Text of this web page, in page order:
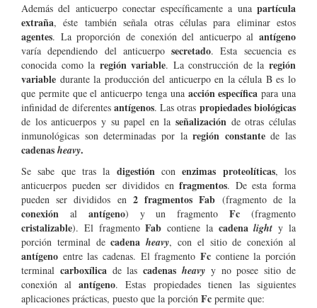
Además del anticuerpo conectar específicamente a una partícula
extraña, éste también señala otras células para eliminar estos
agentes. La proporción de conexión del anticuerpo al antígeno
varía dependiendo del anticuerposecretado. Esta secuencia es
conocida como la región variable. La construcción de laregión
variable durante la producción del anticuerpo en la célula B es lo
que permite que el anticuerpo tenga una acción específica para una
infinidad de diferentes antígenos. Las otras propiedades biológicas
de los anticuerpos y su papel en laseñalización de otras células
inmunológicas son determinadas por laregión constantede las
cadenas heavy.
Se sabe que tras la digestiónconenzimas proteolíticas, los
anticuerpos pueden ser divididos enfragmentos. De esta forma
pueden ser divididos en 2 fragmentos Fab (fragmento de la
conexión al antígeno) y un fragmentoFc (fragmento
cristalizable). El fragmentoFab contiene la cadenalight y la
porción terminal decadenaheavy, con el sitio de conexión al
antígeno entre las cadenas. El fragmento Fc contiene la porción
terminal carboxílicade lascadenasheavy y no posee sitio de
conexión alantígeno. Estas propiedades tienen las siguientes
aplicaciones prácticas, puesto que la porción Fc permite que: